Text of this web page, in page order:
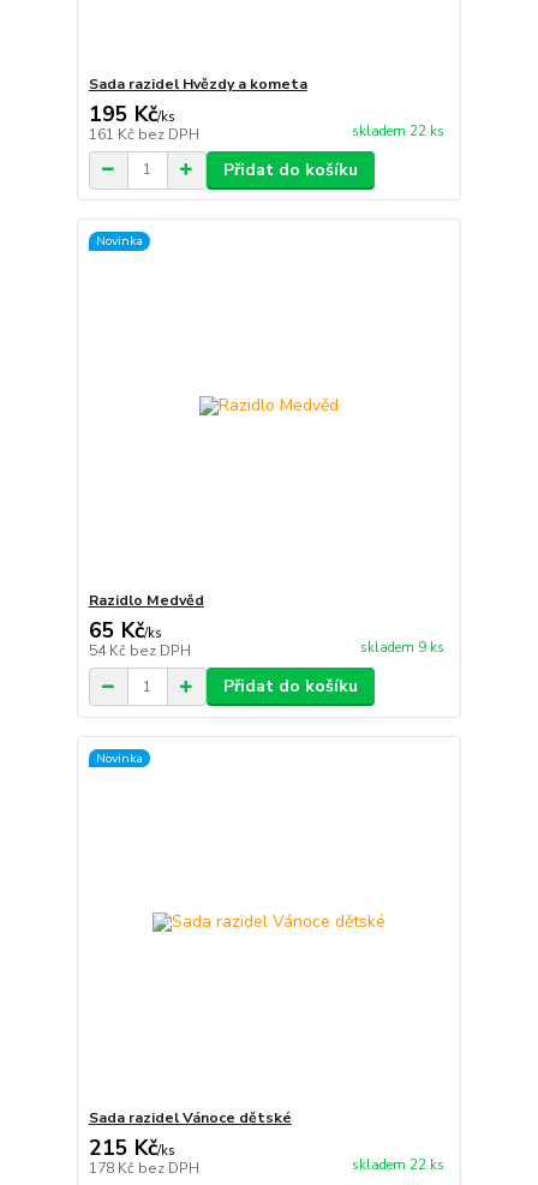
Sada razidel Hvězdy a kometa
195 Kč/ks
161 Kč bez DPH skladem 22 ks
Přidat do košíku
Novinka
Razidlo Medvěd
65 Kč/ks
54 Kč bez DPH skladem 9 ks
Přidat do košíku
Novinka
Sada razidel Vánoce dětské
215 Kč/ks
178 Kč bez DPH skladem 22 ks